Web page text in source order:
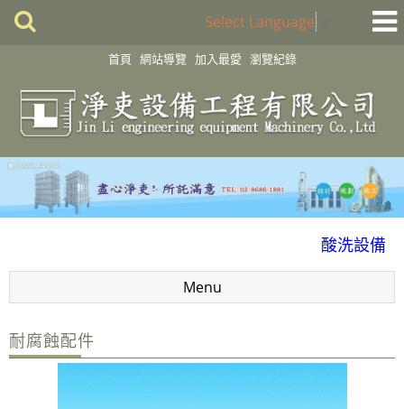
Select Language
首頁 網站導覽 加入最愛 瀏覽紀錄
化學製程設備
酸洗設備
消毒殺菌淨化設備
配件
廢氣處理
Menu
耐腐蝕配件